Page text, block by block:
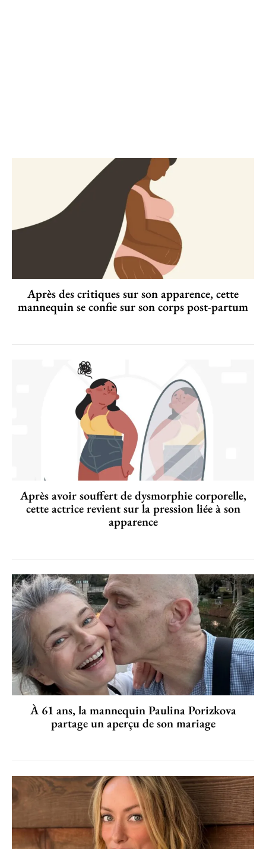
Après des critiques sur son apparence, cette
mannequin se confie sur son corps post-partum
Après avoir souffert de dysmorphie corporelle,
cette actrice revient sur la pression liée à son
apparence
À 61 ans, la mannequin Paulina Porizkova
partage un aperçu de son mariage